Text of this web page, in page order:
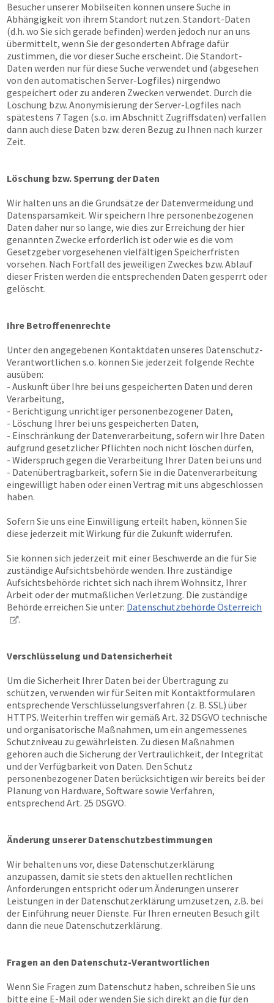
Besucher unserer Mobilseiten können unsere Suche in
Abhängigkeit von ihrem Standort nutzen. Standort-Daten
(d.h. wo Sie sich gerade befinden) werden jedoch nur an uns
übermittelt, wenn Sie der gesonderten Abfrage dafür
zustimmen, die vor dieser Suche erscheint. Die Standort-
Daten werden nur für diese Suche verwendet und (abgesehen
von den automatischen Server-Logfiles) nirgendwo
gespeichert oder zu anderen Zwecken verwendet. Durch die
Löschung bzw. Anonymisierung der Server-Logfiles nach
spätestens 7 Tagen (s.o. im Abschnitt Zugriffsdaten) verfallen
dann auch diese Daten bzw. deren Bezug zu Ihnen nach kurzer
Zeit.
Löschung bzw. Sperrung der Daten
Wir halten uns an die Grundsätze der Datenvermeidung und
Datensparsamkeit. Wir speichern Ihre personenbezogenen
Daten daher nur so lange, wie dies zur Erreichung der hier
genannten Zwecke erforderlich ist oder wie es die vom
Gesetzgeber vorgesehenen vielfältigen Speicherfristen
vorsehen. Nach Fortfall des jeweiligen Zweckes bzw. Ablauf
dieser Fristen werden die entsprechenden Daten gesperrt oder
gelöscht.
Ihre Betroffenenrechte
Unter den angegebenen Kontaktdaten unseres Datenschutz-
Verantwortlichen s.o. können Sie jederzeit folgende Rechte
ausüben:
- Auskunft über Ihre bei uns gespeicherten Daten und deren
Verarbeitung,
- Berichtigung unrichtiger personenbezogener Daten,
- Löschung Ihrer bei uns gespeicherten Daten,
- Einschränkung der Datenverarbeitung, sofern wir Ihre Daten
aufgrund gesetzlicher Pflichten noch nicht löschen dürfen,
- Widerspruch gegen die Verarbeitung Ihrer Daten bei uns und
- Datenübertragbarkeit, sofern Sie in die Datenverarbeitung
eingewilligt haben oder einen Vertrag mit uns abgeschlossen
haben.
Sofern Sie uns eine Einwilligung erteilt haben, können Sie
diese jederzeit mit Wirkung für die Zukunft widerrufen.
Sie können sich jederzeit mit einer Beschwerde an die für Sie
zuständige Aufsichtsbehörde wenden. Ihre zuständige
Aufsichtsbehörde richtet sich nach ihrem Wohnsitz, Ihrer
Arbeit oder der mutmaßlichen Verletzung. Die zuständige
Behörde erreichen Sie unter: Datenschutzbehörde Österreich
.
Verschlüsselung und Datensicherheit
Um die Sicherheit Ihrer Daten bei der Übertragung zu
schützen, verwenden wir für Seiten mit Kontaktformularen
entsprechende Verschlüsselungsverfahren (z. B. SSL) über
HTTPS. Weiterhin treffen wir gemäß Art. 32 DSGVO technische
und organisatorische Maßnahmen, um ein angemessenes
Schutzniveau zu gewährleisten. Zu diesen Maßnahmen
gehören auch die Sicherung der Vertraulichkeit, der Integrität
und der Verfügbarkeit von Daten. Den Schutz
personenbezogener Daten berücksichtigen wir bereits bei der
Planung von Hardware, Software sowie Verfahren,
entsprechend Art. 25 DSGVO.
Änderung unserer Datenschutzbestimmungen
Wir behalten uns vor, diese Datenschutzerklärung
anzupassen, damit sie stets den aktuellen rechtlichen
Anforderungen entspricht oder um Änderungen unserer
Leistungen in der Datenschutzerklärung umzusetzen, z.B. bei
der Einführung neuer Dienste. Für Ihren erneuten Besuch gilt
dann die neue Datenschutzerklärung.
Fragen an den Datenschutz-Verantwortlichen
Wenn Sie Fragen zum Datenschutz haben, schreiben Sie uns
bitte eine E-Mail oder wenden Sie sich direkt an die für den